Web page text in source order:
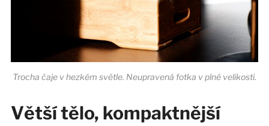
Trocha čaje v hezkém světle. Neupravená fotka v plné velikosti.
Větší tělo, kompaktnější